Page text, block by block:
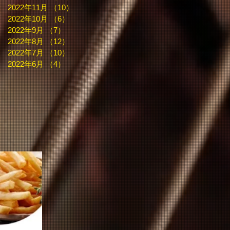
2022年11月
（10）
10件の記事
2022年10月
（6）
6件の記事
2022年9月
（7）
7件の記事
2022年8月
（12）
12件の記事
2022年7月
（10）
10件の記事
2022年6月
（4） 4件の記事